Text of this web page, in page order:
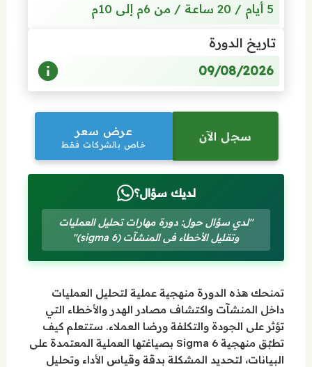
5 أيام / 20 ساعة / من 6م إلى 10م
تاريخ الدورة
09/08/2026
سجل الآن عرض سعر
خاص بالشركات فقط
لديك سؤال؟
"لدي سؤال حول: دورة مهارات تحليل العمليات
وتقليل الأخطاء فى المنشآت (sigma 6)"
تمنحك هذه الدورة منهجية عملية لتحليل العمليات
داخل المنشآت واكتشاف مصادر الهدر والأخطاء التي
تؤثر على الجودة والتكلفة ورضا العملاء. ستتعلم كيف
تطبّق منهجية 6 Sigma بصياغتها العملية المعتمدة على
البيانات، لتحديد المشكلة بدقة وقياس الأداء وتحليل